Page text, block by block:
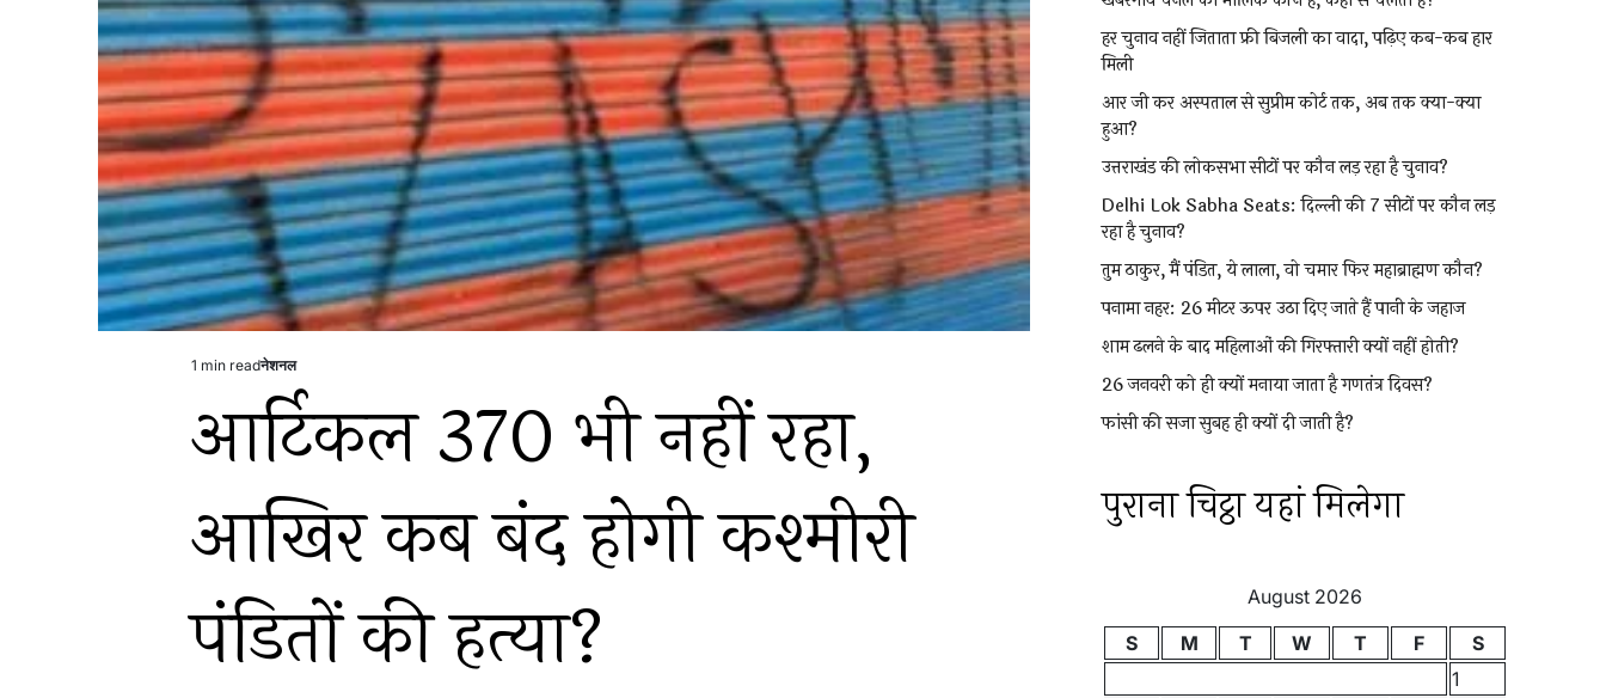
Estimated
time
1 min readPosted
in
नेशनल
आर्टिकल 370 भी नहीं रहा,
आखिर कब बंद होगी कश्मीरी
पंडितों की हत्या?
हर चुनाव नहीं जिताता फ्री बिजली का वादा, पढ़िए कब-कब हार
मिली
आर जी कर अस्पताल से सुप्रीम कोर्ट तक, अब तक क्या-क्या
हुआ?
उत्तराखंड की लोकसभा सीटों पर कौन लड़ रहा है चुनाव?
Delhi Lok Sabha Seats: दिल्ली की 7 सीटों पर कौन लड़
रहा है चुनाव?
तुम ठाकुर, मैं पंडित, ये लाला, वो चमार फिर महाब्राह्मण कौन?
पनामा नहर: 26 मीटर ऊपर उठा दिए जाते हैं पानी के जहाज
शाम ढलने के बाद महिलाओं की गिरफ्तारी क्यों नहीं होती?
26 जनवरी को ही क्यों मनाया जाता है गणतंत्र दिवस?
फांसी की सजा सुबह ही क्यों दी जाती है?
पुराना चिट्ठा यहां मिलेगा
August 2026
S
M T W T F
S
1